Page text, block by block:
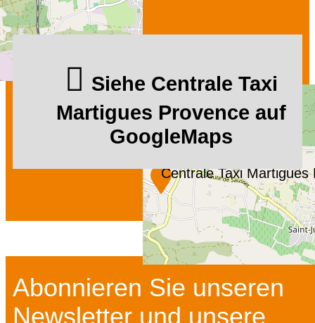
Centrale Taxi Martigues
Siehe Centrale Taxi
Martigues Provence auf
GoogleMaps
Abonnieren Sie unseren
Newsletter und unsere